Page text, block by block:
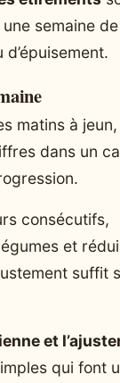
semaine
matins à
dans un
consécutifs,
et
suffit
et
qui font